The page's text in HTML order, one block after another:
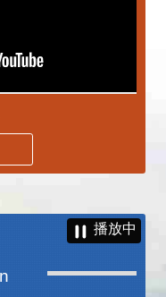
播放中